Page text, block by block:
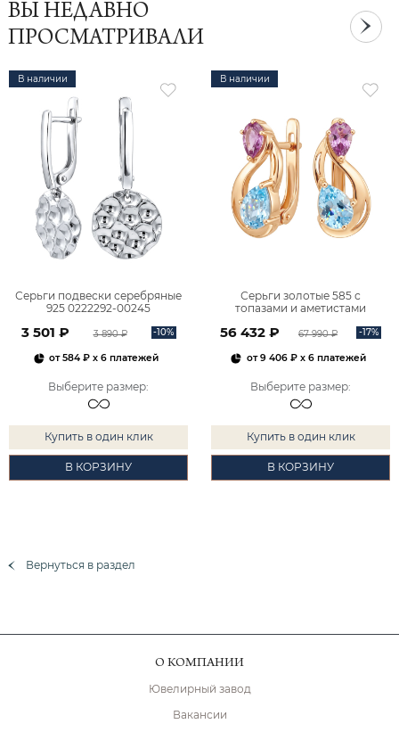
ВЫ НЕДАВНО
ПРОСМАТРИВАЛИ
В наличии
Серьги подвески серебряные
925 0222292-00245
3 501 ₽ 3 890 ₽ -10%
от584 ₽ x 6 платежей
Выберите размер:
Купить в один клик
В КОРЗИНУ
В наличии
Серьги золотые 585 с
топазами и аметистами
56 432 ₽ 67 990 ₽ -17%
от9 406 ₽x 6 платежей
Выберите размер:
Купить в один клик
В КОРЗИНУ
Вернуться в раздел
О КОМПАНИИ
Ювелирный завод
Вакансии